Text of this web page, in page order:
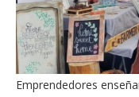
Emprendedores